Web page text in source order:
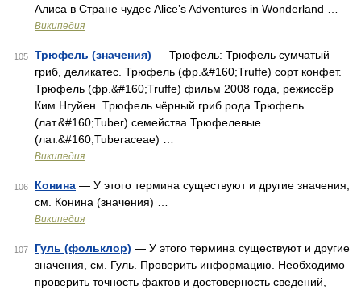
Алиса в Стране чудес Alice’s Adventures in Wonderland …
Википедия
105 Трюфель (значения) — Трюфель: Трюфель сумчатый
гриб, деликатес. Трюфель (фр.&#160;Truffe) сорт конфет.
Трюфель (фр.&#160;Truffe) фильм 2008 года, режиссёр
Ким Нгуйен. Трюфель чёрный гриб рода Трюфель
(лат.&#160;Tuber) семейства Трюфелевые
(лат.&#160;Tuberaceae) …
Википедия
106 Конина — У этого термина существуют и другие значения,
см. Конина (значения) …
Википедия
107 Гуль (фольклор) — У этого термина существуют и другие
значения, см. Гуль. Проверить информацию. Необходимо
проверить точность фактов и достоверность сведений,